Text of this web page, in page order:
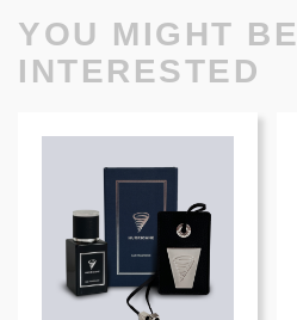
YOU MIGHT BE
INTERESTED